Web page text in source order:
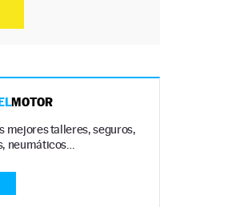
MOTOR
mejores talleres, seguros,
neumáticos…